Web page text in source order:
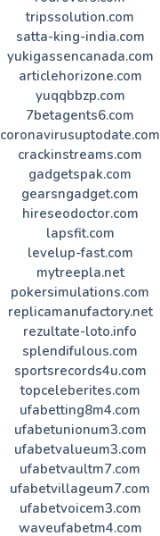
tripssolution.com
satta-king-india.com
yukigassencanada.com
articlehorizone.com
yuqqbbzp.com
7betagents6.com
coronavirusuptodate.com
crackinstreams.com
gadgetspak.com
gearsngadget.com
hireseodoctor.com
lapsfit.com
levelup-fast.com
mytreepla.net
pokersimulations.com
replicamanufactory.net
rezultate-loto.info
splendifulous.com
sportsrecords4u.com
topceleberites.com
ufabetting8m4.com
ufabetunionum3.com
ufabetvalueum3.com
ufabetvaultm7.com
ufabetvillageum7.com
ufabetvoicem3.com
waveufabetm4.com